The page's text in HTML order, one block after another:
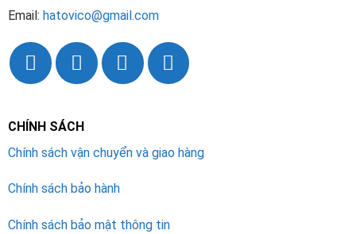
Email: hatovico@gmail.com
CHÍNH SÁCH
Chính sách vận chuyển và giao hàng
Chính sách bảo hành
Chính sách bảo mật thông tin